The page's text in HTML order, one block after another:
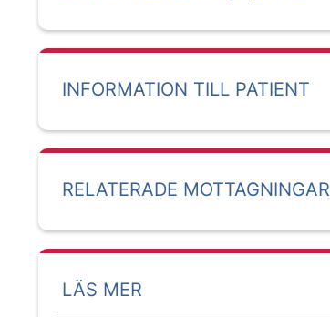
INFORMATION TILL PATIENT
RELATERADE MOTTAGNINGAR
LÄS MER